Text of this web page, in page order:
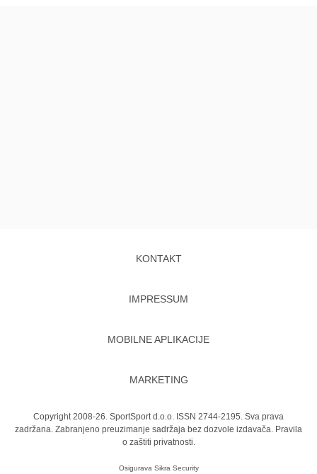
KONTAKT
IMPRESSUM
MOBILNE APLIKACIJE
MARKETING
Copyright 2008-26. SportSport d.o.o. ISSN 2744-2195. Sva prava
zadržana. Zabranjeno preuzimanje sadržaja bez dozvole izdavača. Pravila
o zaštiti privatnosti.
Osigurava Sikra Security